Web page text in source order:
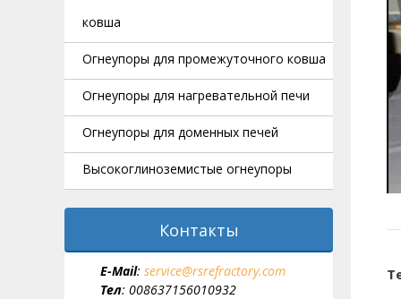
ковша
Огнеупоры для промежуточного ковша
Огнеупоры для нагревательной печи
Огнеупоры для доменных печей
Высокоглиноземистые огнеупоры
Контакты
E-Мail: service@rsrefractory.com
Тел: 008637156010932